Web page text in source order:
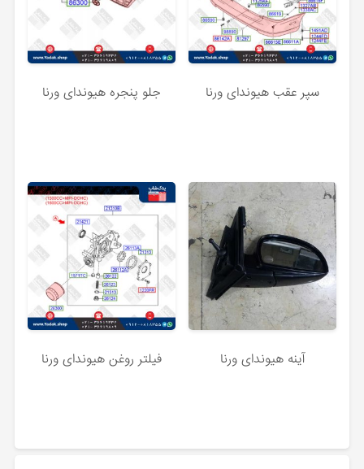
سپر عقب هیوندای ورنا جلو پنجره هیوندای ورنا
آینه هیوندای ورنا فیلتر روغن هیوندای ورنا